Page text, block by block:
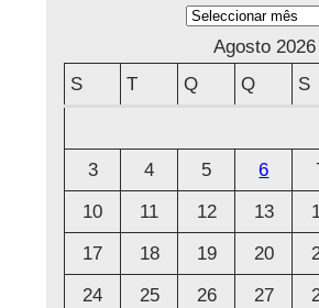
A
q
Agosto 2026
S
T Q Q S
3
4 5 6
10
11 12 13
17
18 19 20
24
25 26 27